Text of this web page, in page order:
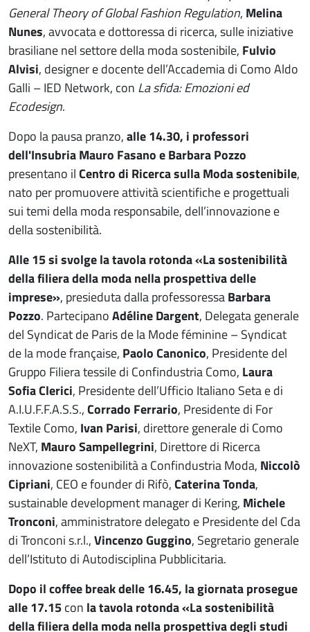
General Theory of Global Fashion Regulation, Melina
Nunes, avvocata e dottoressa di ricerca, sulle iniziative
brasiliane nel settore della moda sostenibile, Fulvio
Alvisi, designer e docente dell’Accademia di Como Aldo
Galli – IED Network, con La sfida: Emozioni ed
Ecodesign.
Dopo la pausa pranzo,alle 14.30, i professori
dell'Insubria Mauro Fasano e Barbara Pozzo
presentano ilCentro di Ricerca sulla Moda sostenibile,
nato per promuovere attività scientifiche e progettuali
sui temi della moda responsabile, dell’innovazione e
della sostenibilità.
Alle 15 si svolge la tavola rotonda «La sostenibilità
della filiera della moda nella prospettiva delle
imprese», presieduta dalla professoressaBarbara
Pozzo. PartecipanoAdéline Dargent, Delegata generale
del Syndicat de Paris de la Mode féminine – Syndicat
de la mode française, Paolo Canonico, Presidente del
Gruppo Filiera tessile di Confindustria Como, Laura
Sofia Clerici, Presidente dell’Ufficio Italiano Seta e di
A.I.U.F.F.A.S.S.,Corrado Ferrario, Presidente di For
Textile Como, Ivan Parisi, direttore generale di Como
NeXT, Mauro Sampellegrini, Direttore di Ricerca
innovazione sostenibilità a Confindustria Moda, Niccolò
Cipriani, CEO e founder di Rifò,Caterina Tonda,
sustainable development manager di Kering, Michele
Tronconi, amministratore delegato e Presidente del Cda
di Tronconi s.r.l.,Vincenzo Guggino, Segretario generale
dell’Istituto di Autodisciplina Pubblicitaria.
Dopo il coffee break delle 16.45, la giornata prosegue
alle 17.15con la tavola rotonda «La sostenibilità
della filiera della moda nella prospettiva degli studi